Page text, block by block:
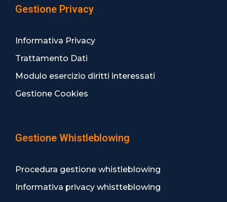
Gestione Privacy
Informativa Privacy
Trattamento Dati
Modulo esercizio diritti interessati
Gestione Cookies
Gestione Whistleblowing
Procedura gestione whistleblowing
Informativa privacy whistteblowing